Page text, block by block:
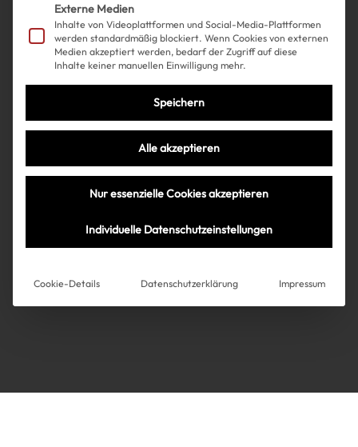
Über uns Kooperationen
AGB
Über uns
Kooperationen
Instagram
Très Click
Impressum
AGB
Externe Medien
Inhalte von Videoplattformen und Social-Media-Plattformen
werden standardmäßig blockiert. Wenn Cookies von externen
Medien akzeptiert werden, bedarf der Zugriff auf diese
Inhalte keiner manuellen Einwilligung mehr.
Speichern
Alle akzeptieren
Nur essenzielle Cookies akzeptieren
Individuelle Datenschutzeinstellungen
Cookie-Details Datenschutzerklärung Impressum